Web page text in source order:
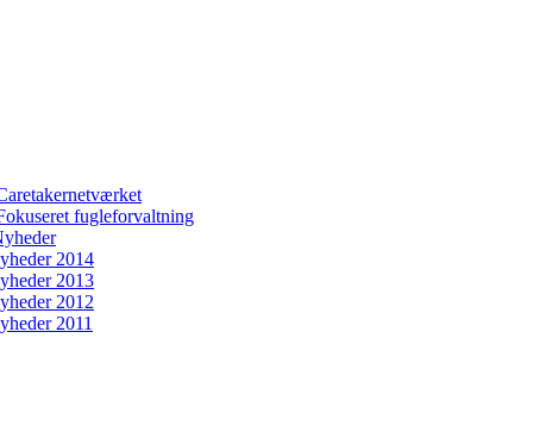
fugleforvaltning
2014
2013
2012
2011